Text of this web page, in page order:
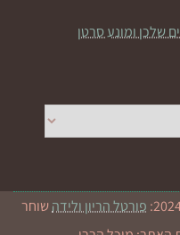
שלכן ומונע סרטן
פורטל הריון ולידהשוחר